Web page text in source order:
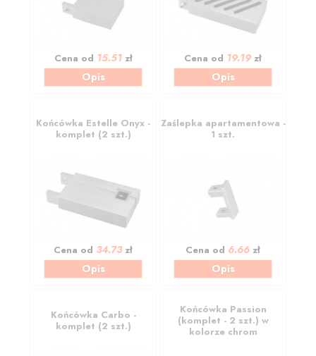
Cena od 15.51zł
Opis
Cena od 19.19 zł
Opis
Końcówka Estelle Onyx -
komplet (2 szt.)
Cena od 34.73zł
Opis
Zaślepka apartamentowa -
1 szt.
Cena od 6.66 zł
Opis
Końcówka Carbo -
komplet (2 szt.)
Końcówka Passion
(komplet - 2 szt.) w
kolorze chrom